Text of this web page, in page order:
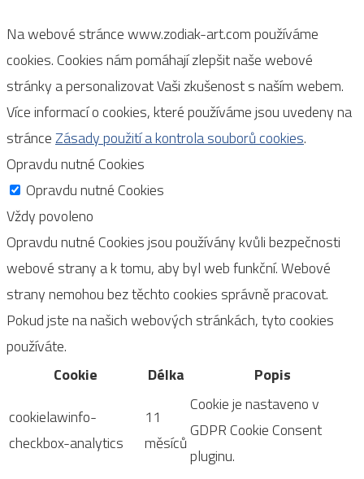
Na webové stránce www.zodiak-art.com používáme
cookies. Cookies nám pomáhají zlepšit naše webové
stránky a personalizovat Vaši zkušenost s naším webem.
Více informací o cookies, které používáme jsou uvedeny na
stránceZásady použití a kontrola souborů cookies.
Opravdu nutné Cookies
Opravdu nutné Cookies
Vždy povoleno
Opravdu nutné Cookies jsou používány kvůli bezpečnosti
webové strany a k tomu, aby byl web funkční. Webové
strany nemohou bez těchto cookies správně pracovat.
Pokud jste na našich webových stránkách, tyto cookies
používáte.
Cookie
Délka
Popis
cookielawinfo-
checkbox-analytics
11
měsíců
Cookie je nastaveno v
GDPR Cookie Consent
pluginu.